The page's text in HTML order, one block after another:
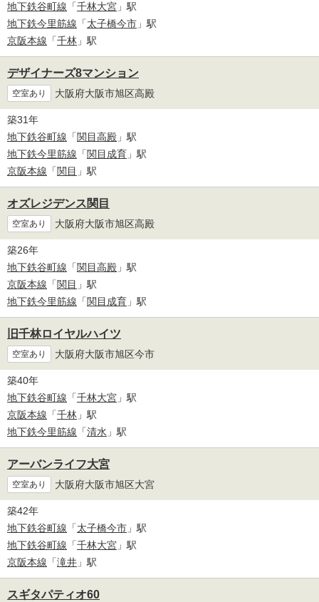
地下鉄谷町線 「千林大宮 」駅
地下鉄今里筋線 「太子橋今市 」駅
京阪本線 「千林 」駅
デザイナーズ8マンション
空室あり 大阪府大阪市旭区高殿
築31年
地下鉄谷町線 「関目高殿 」駅
地下鉄今里筋線 「関目成育 」駅
京阪本線 「関目 」駅
オズレジデンス関目
空室あり 大阪府大阪市旭区高殿
築26年
地下鉄谷町線 「関目高殿 」駅
京阪本線 「関目 」駅
地下鉄今里筋線 「関目成育 」駅
旧千林ロイヤルハイツ
空室あり 大阪府大阪市旭区今市
築40年
地下鉄谷町線 「千林大宮 」駅
京阪本線 「千林 」駅
地下鉄今里筋線 「清水 」駅
アーバンライフ大宮
空室あり 大阪府大阪市旭区大宮
築42年
地下鉄谷町線 「太子橋今市 」駅
地下鉄谷町線 「千林大宮 」駅
京阪本線 「滝井 」駅
スギタパティオ60